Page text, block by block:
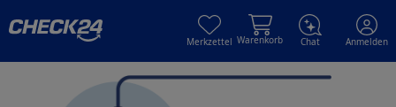
Merkzettel Warenkorb Chat Anmelden